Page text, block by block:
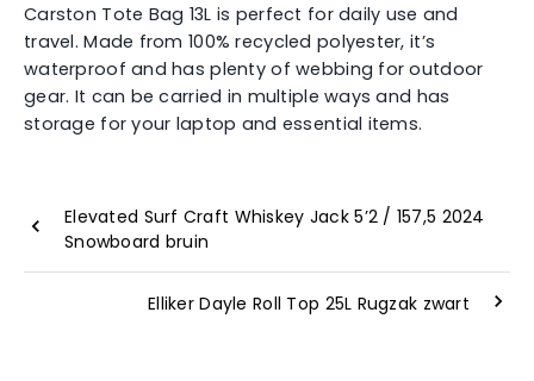
Carston Tote Bag 13L is perfect for daily use and
travel. Made from 100% recycled polyester, it’s
waterproof and has plenty of webbing for outdoor
gear. It can be carried in multiple ways and has
storage for your laptop and essential items.
Elevated Surf Craft Whiskey Jack 5’2 / 157,5 2024
Snowboard bruin
Elliker Dayle Roll Top 25L Rugzak zwart